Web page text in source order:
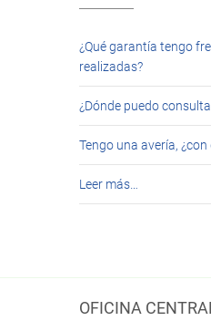
¿Qué garantía tengo
realizadas?
¿Dónde puedo
Tengo una avería,
Leer más…
OFICINA